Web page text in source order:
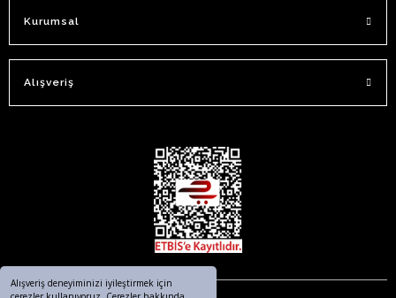
Alışveriş deneyiminizi iyileştirmek için
Kurumsal
Alışveriş